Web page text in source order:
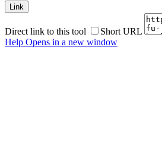
Link
Direct link to this tool
Short URL
Help Opens in a new window